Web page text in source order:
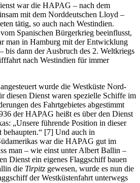
war die HAPAG – nach dem
mit dem Norddeutschen Lloyd –
tätig, so auch nach Westindien.
Spanischen Bürgerkrieg beeinflusst,
man in Hamburg mit der Entwicklung
bis dann der Ausbruch des 2. Weltkriegs
nach Westindien für immer
wurde die Westküste Nord-
diesen Dienst waren spezielle Schiffe im
des Fahrtgebietes abgestimmt
der HAPAG heißt es über den Dienst
„Unsere führende Position in dieser
[7] Und auch in
war die HAPAG gut im
man – wie einst unter Albert Ballin –
Dienst ein eigenes Flaggschiff bauen
die Tirpitz gewesen, wurde es nun die
der Westküstenfahrt unterwegs